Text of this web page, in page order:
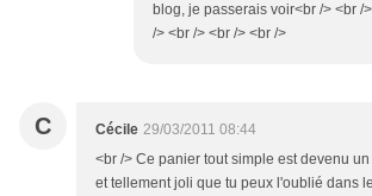
blog, je passerais voir<br /> <br /
/> <br /> <br /> <br />
C Cécile 29/03/2011 08:44
<br /> Ce panier tout simple est devenu
et tellement joli que tu peux l'oublié dans